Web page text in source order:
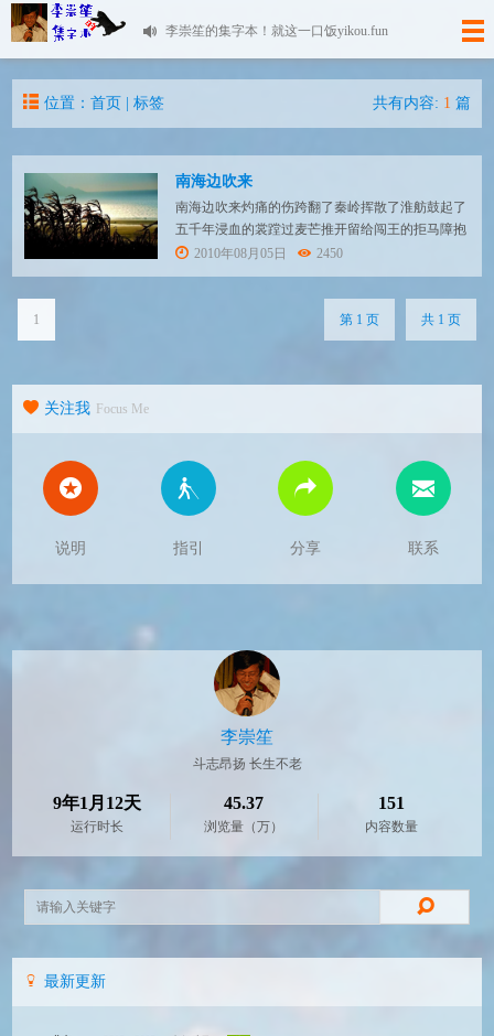
李崇笙的集字本！就这一口饭yikou.fun
位置：首页 | 标签 共有内容: 1 篇
南海边吹来
南海边吹来灼痛的伤跨翻了秦岭挥散了淮舫鼓起了
五千年浸血的裳蹚过麦芒推开留给闯王的拒马障抱
紧肩膀在梦想沉没的乌江旁和他一起流亡
2010年08月05日 2450
第 1 页 共 1 页
1
关注我 Focus Me
说明 指引 分享 联系
李崇笙
斗志昂扬 长生不老
9年1月12天
运行时长
45.37
浏览量（万）
151
内容数量
最新更新